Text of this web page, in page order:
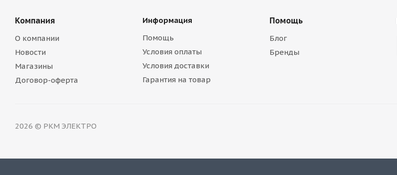
Компания
О компании
Новости
Магазины
Договор-оферта
Информация
Помощь
Условия оплаты
Условия доставки
Гарантия на товар
Помощь
Блог
Бренды
2026 © РКМ ЭЛЕКТРО